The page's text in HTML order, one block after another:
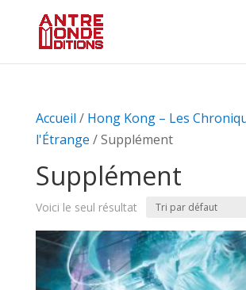
Accueil / Hong Kong – Les
l'Étrange / Supplément
Supplément
Voici le seul résultat